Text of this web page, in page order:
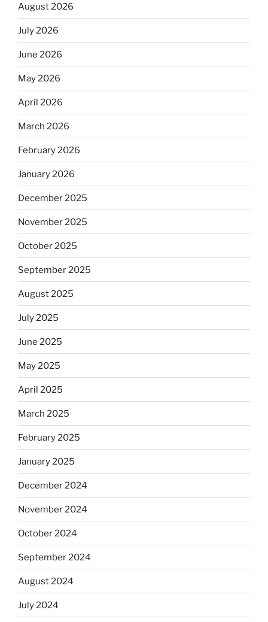
August 2026
July 2026
June 2026
May 2026
April 2026
March 2026
February 2026
January 2026
December 2025
November 2025
October 2025
September 2025
August 2025
July 2025
June 2025
May 2025
April 2025
March 2025
February 2025
January 2025
December 2024
November 2024
October 2024
September 2024
August 2024
July 2024